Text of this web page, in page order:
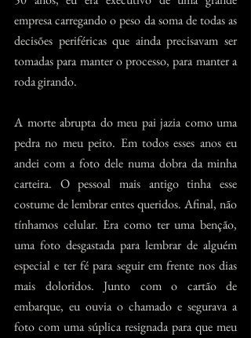
empresa carregando o peso da soma de todas as
decisões periféricas que ainda precisavam ser
tomadas para manter o processo, para manter a
roda girando.
A morte abrupta do meu pai jazia como uma
pedra no meu peito. Em todos esses anos eu
andei com a foto dele numa dobra da minha
carteira. O pessoal mais antigo tinha esse
costume de lembrar entes queridos. Afinal, não
tínhamos celular. Era como ter uma benção,
uma foto desgastada para lembrar de alguém
especial e ter fé para seguir em frente nos dias
mais doloridos. Junto com o cartão de
embarque, eu ouvia o chamado e segurava a
foto com uma súplica resignada para que meu